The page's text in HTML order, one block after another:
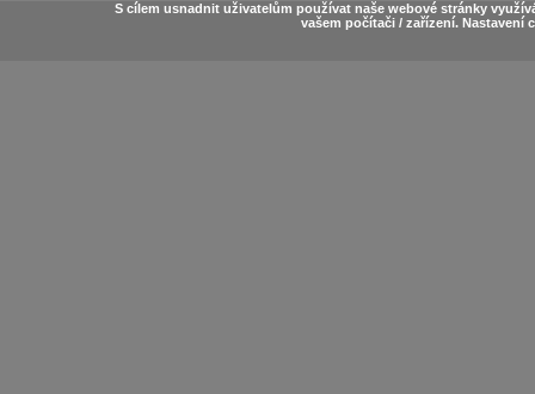
S cílem usnadnit uživatelům používat naše webové stránky
vašem počítači / zařízení. Nastavení